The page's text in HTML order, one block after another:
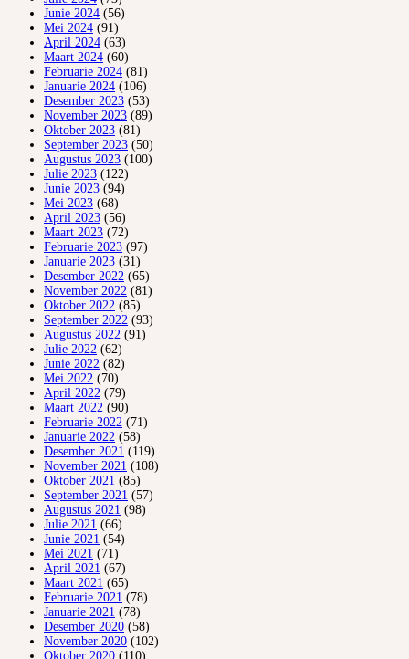
Junie 2024 (56)
Mei 2024 (91)
April 2024 (63)
Maart 2024 (60)
Februarie 2024 (81)
Januarie 2024 (106)
Desember 2023 (53)
November 2023 (89)
Oktober 2023 (81)
September 2023 (50)
Augustus 2023 (100)
Julie 2023 (122)
Junie 2023 (94)
Mei 2023 (68)
April 2023 (56)
Maart 2023 (72)
Februarie 2023 (97)
Januarie 2023 (31)
Desember 2022 (65)
November 2022 (81)
Oktober 2022 (85)
September 2022 (93)
Augustus 2022 (91)
Julie 2022 (62)
Junie 2022 (82)
Mei 2022 (70)
April 2022 (79)
Maart 2022 (90)
Februarie 2022 (71)
Januarie 2022 (58)
Desember 2021 (119)
November 2021 (108)
Oktober 2021 (85)
September 2021 (57)
Augustus 2021 (98)
Julie 2021 (66)
Junie 2021 (54)
Mei 2021 (71)
April 2021 (67)
Maart 2021 (65)
Februarie 2021 (78)
Januarie 2021 (78)
Desember 2020 (58)
November 2020 (102)
Oktober 2020 (110)